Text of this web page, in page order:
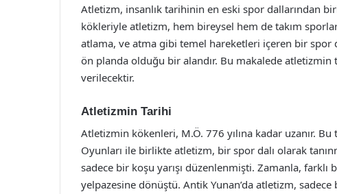
Atletizm, insanlık tarihinin en eski spor dallarından
kökleriyle atletizm, hem bireysel hem de takım
atlama, ve atma gibi temel hareketleri içeren bir spor
ön planda olduğu bir alandır. Bu makalede atletizmin
verilecektir.
Atletizmin Tarihi
Atletizmin kökenleri, M.Ö. 776 yılına kadar uzanır.
Oyunları ile birlikte atletizm, bir spor dalı olarak
sadece bir koşu yarışı düzenlenmişti. Zamanla,
yelpazesine dönüştü. Antik Yunan’da atletizm,